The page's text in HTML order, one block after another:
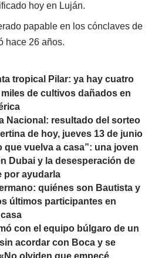
hoy en Luján.
papable en los cónclaves de
hace 26 años.
tropical Pilar: ya hay cuatro
de cultivos dañados en
Nacional: resultado del sorteo
de hoy, jueves 13 de junio
que vuelva a casa”: una joven
Dubai y la desesperación de
por ayudarla
quiénes son Bautista y
últimos participantes en
con el equipo búlgaro de un
acordar con Boca y se
olviden que empecé